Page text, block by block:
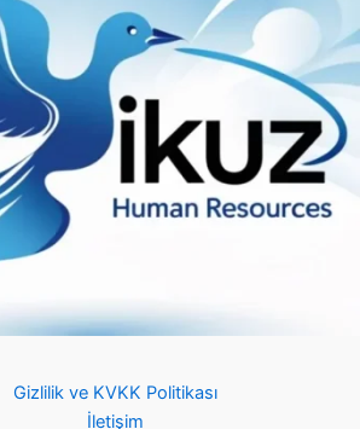
Gizlilik ve KVKK Politikası
İletişim